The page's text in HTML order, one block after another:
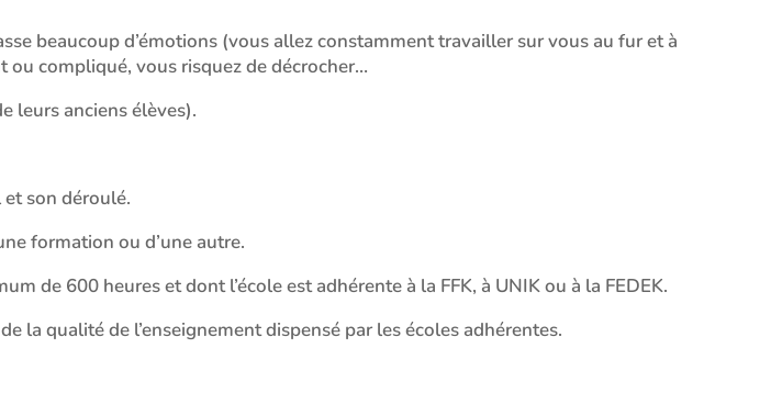
beaucoup d’émotions (vous allez constamment travailler sur vous au fur et à
ou compliqué, vous risquez de décrocher…
leurs anciens élèves).
son déroulé.
formation ou d’une autre.
de 600 heures et dont l’école est adhérente à la FFK, à UNIK ou à la FEDEK.
la qualité de l’enseignement dispensé par les écoles adhérentes.